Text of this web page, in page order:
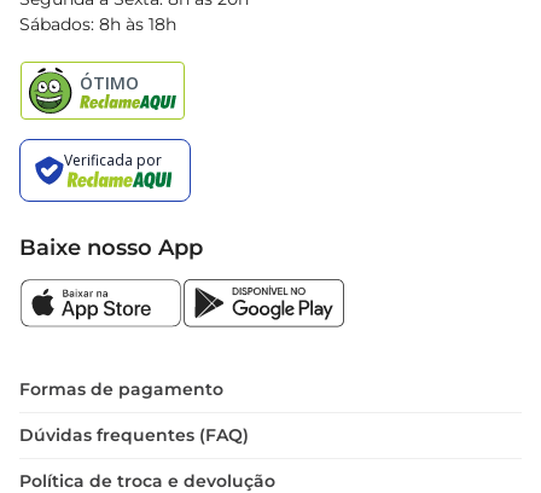
Black Friday
Sábados: 8h às 18h
Baixe nosso App
Formas de pagamento
Dúvidas frequentes (FAQ)
Política de troca e devolução